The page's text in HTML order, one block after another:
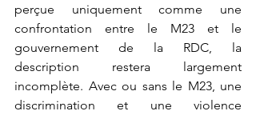
perçue uniquement comme une
confrontation entre le M23 et le
gouvernement de la RDC, la
description restera largement
incomplète. Avec ou sans le M23, une
discrimination et une violence